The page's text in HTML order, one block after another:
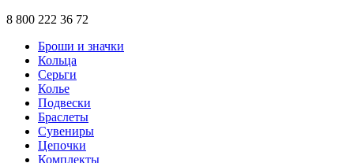
8 800 222 36 72
Броши и значки
Кольца
Серьги
Колье
Подвески
Браслеты
Сувениры
Цепочки
Комплекты